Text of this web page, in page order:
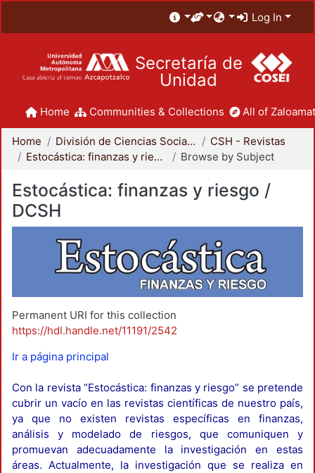
Log In
Secretaría de
Unidad
Home Communities & Collections All of
Home División de Ciencias Sociales y Humanidades
CSH - Revistas
Estocástica: finanzas y riesgo / DCSH
Browse by Subject
Estocástica: finanzas y riesgo /
DCSH
Permanent URI for this collection
https://hdl.handle.net/11191/2542
Ir a página principal
Con la revista “Estocástica: finanzas y riesgo” se pretende
cubrir un vacío en las revistas científicas de nuestro país,
ya que no existen revistas específicas en finanzas,
análisis y modelado de riesgos, que comuniquen y
promuevan adecuadamente la investigación en estas
áreas. Actualmente, la investigación que se realiza en